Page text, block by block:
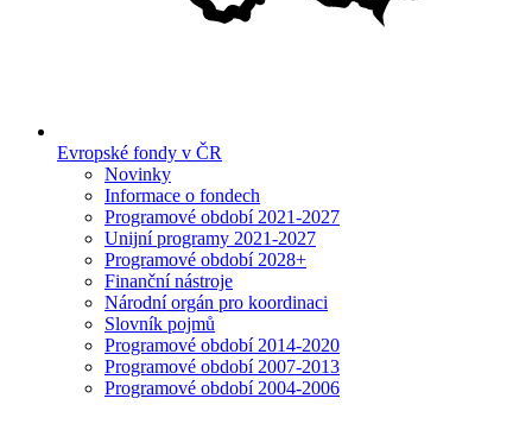
Evropské fondy v ČR
Novinky
Informace o fondech
Programové období 2021-2027
Unijní programy 2021-2027
Programové období 2028+
Finanční nástroje
Národní orgán pro koordinaci
Slovník pojmů
Programové období 2014-2020
Programové období 2007-2013
Programové období 2004-2006